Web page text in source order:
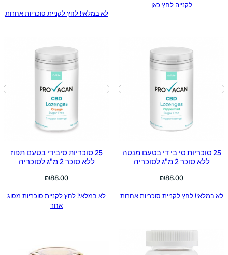
לקנייה לחץ כאן
לא במלאי! לחץ לקניית סוכריות אחרות
25 סוכריות סי בי די בטעם מנטה
ללא סוכר 2 מ"ג לסוכריה
₪88.00
לא במלאי! לחץ לקניית סוכריות אחרות
25 סוכריות סיבידי בטעם תפוז
ללא סוכר 2 מ"ג לסוכריה
₪88.00
לא במלאי! לחץ לקניית סוכריות מסוג
אחר